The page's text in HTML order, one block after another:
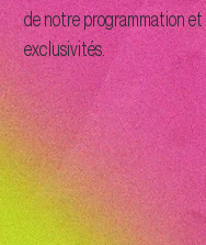
de notre programmation et
exclusivités.